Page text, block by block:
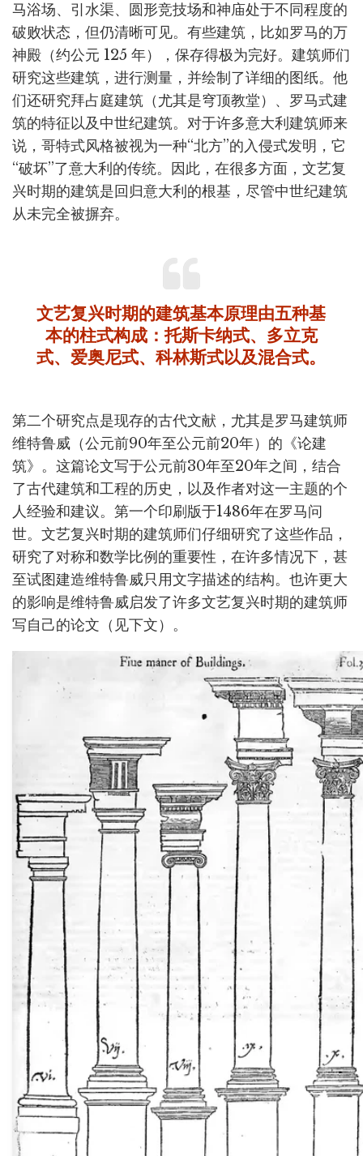
马浴场、引水渠、圆形竞技场和神庙处于不同程度的
破败状态，但仍清晰可见。有些建筑，比如罗马的万
神殿（约公元 125 年），保存得极为完好。建筑师们
研究这些建筑，进行测量，并绘制了详细的图纸。他
们还研究拜占庭建筑（尤其是穹顶教堂）、罗马式建
筑的特征以及中世纪建筑。对于许多意大利建筑师来
说，哥特式风格被视为一种“北方”的入侵式发明，它
“破坏”了意大利的传统。因此，在很多方面，文艺复
兴时期的建筑是回归意大利的根基，尽管中世纪建筑
从未完全被摒弃。
文艺复兴时期的建筑基本原理由五种基
本的柱式构成：托斯卡纳式、多立克
式、爱奥尼式、科林斯式以及混合式。
第二个研究点是现存的古代文献，尤其是罗马建筑师
维特鲁威（公元前90年至公元前20年）的《论建
筑》。这篇论文写于公元前30年至20年之间，结合
了古代建筑和工程的历史，以及作者对这一主题的个
人经验和建议。第一个印刷版于1486年在罗马问
世。文艺复兴时期的建筑师们仔细研究了这些作品，
研究了对称和数学比例的重要性，在许多情况下，甚
至试图建造维特鲁威只用文字描述的结构。也许更大
的影响是维特鲁威启发了许多文艺复兴时期的建筑师
写自己的论文（见下文）。